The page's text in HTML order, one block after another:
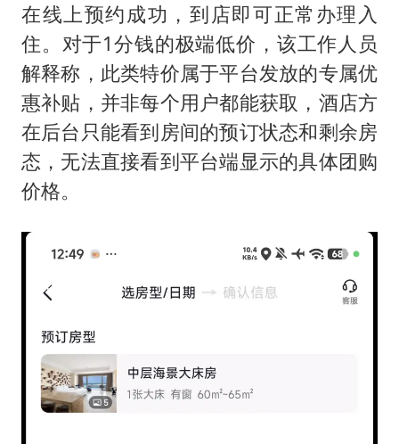
在线上预约成功，到店即可正常办理入
住。对于1分钱的极端低价，该工作人员
解释称，此类特价属于平台发放的专属优
惠补贴，并非每个用户都能获取，酒店方
在后台只能看到房间的预订状态和剩余房
态，无法直接看到平台端显示的具体团购
价格。